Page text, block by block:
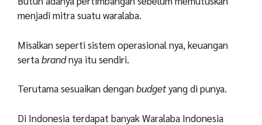
menjadi mitra suatu waralaba.
Misalkan seperti sistem operasional nya, keuangan
sertabrandnya itu sendiri.
Terutama sesuaikan denganbudgetyang di punya.
Di Indonesia terdapat banyak Waralaba Indonesia